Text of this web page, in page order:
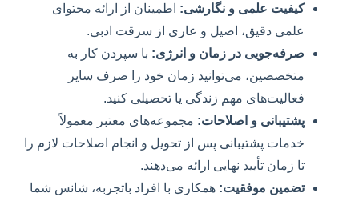
کیفیت علمی و نگارشی: اطمینان از ارائه محتوای
علمی دقیق، اصیل و عاری از سرقت ادبی.
صرفه‌جویی در زمان و انرژی: با سپردن کار به
متخصصین، می‌توانید زمان خود را صرف سایر
فعالیت‌های مهم زندگی یا تحصیلی کنید.
پشتیبانی و اصلاحات: مجموعه‌های معتبر معمولاً
خدمات پشتیبانی پس از تحویل و انجام اصلاحات لازم را
تا زمان تأیید نهایی ارائه می‌دهند.
تضمین موفقیت: همکاری با افراد باتجربه، شانس شما